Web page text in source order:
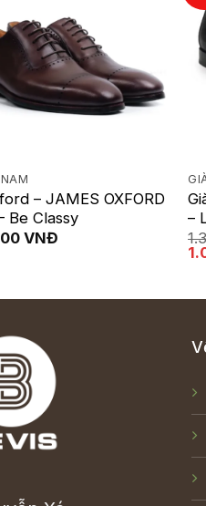
– JAMES OXFORD
Be Classy
VNĐ
–